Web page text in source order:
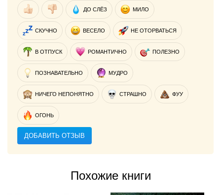
ДО СЛЁЗ МИЛО
СКУЧНО ВЕСЕЛО НЕ ОТОРВАТЬСЯ
В ОТПУСК РОМАНТИЧНО ПОЛЕЗНО
ПОЗНАВАТЕЛЬНО МУДРО
НИЧЕГО НЕПОНЯТНО СТРАШНО ФУУ
ОГОНЬ
ДОБАВИТЬ ОТЗЫВ
Похожие книги